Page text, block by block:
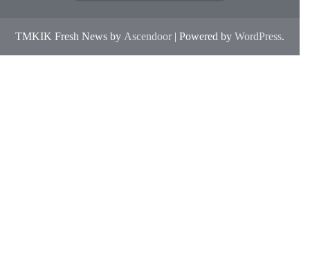
TMKIK Fresh News by Ascendoor | Powered by WordPress.